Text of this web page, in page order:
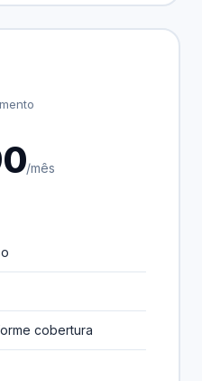
/mês
cobertura